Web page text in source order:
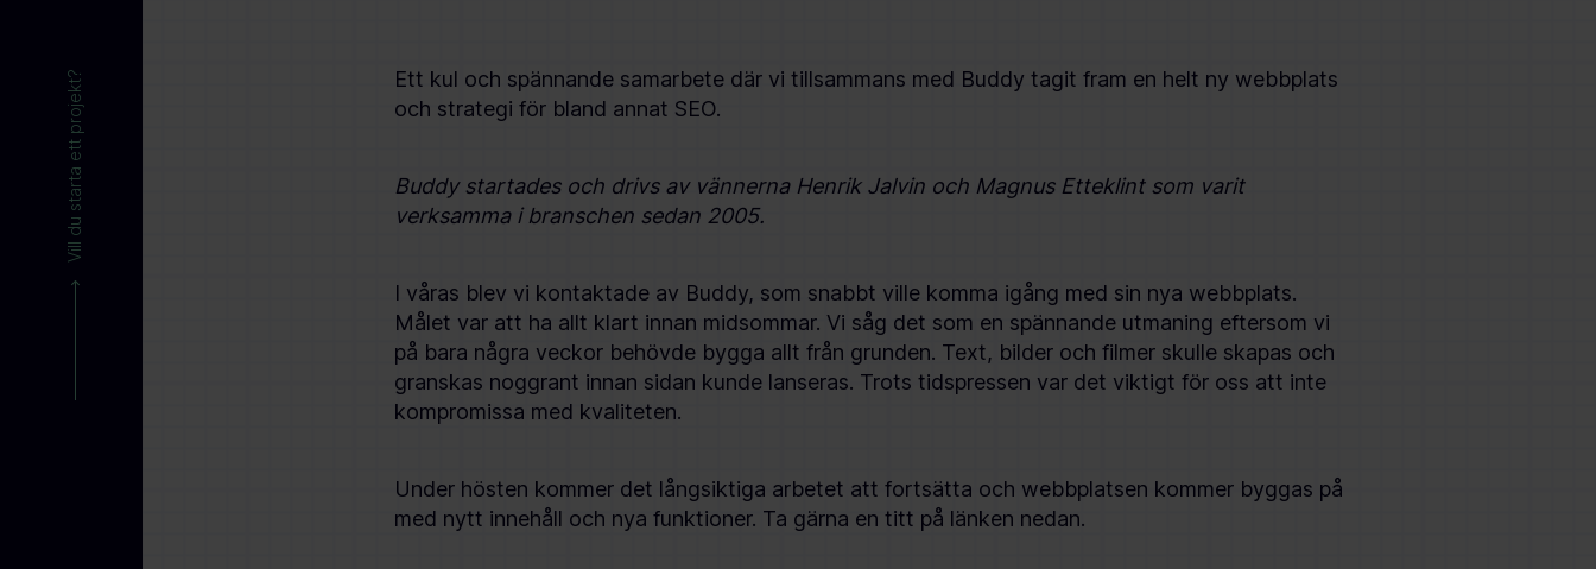
Vill du starta ett projekt?
Ett kul och spännande samarbete där vi tillsammans med Buddy tagit fram en helt ny webbplats
och strategi för bland annat SEO.
Buddy startades och drivs av vännerna Henrik Jalvin och Magnus Etteklint som varit
verksamma i branschen sedan 2005.
I våras blev vi kontaktade av Buddy, som snabbt ville komma igång med sin nya webbplats.
Målet var att ha allt klart innan midsommar. Vi såg det som en spännande utmaning eftersom vi
på bara några veckor behövde bygga allt från grunden. Text, bilder och filmer skulle skapas och
granskas noggrant innan sidan kunde lanseras. Trots tidspressen var det viktigt för oss att inte
kompromissa med kvaliteten.
Under hösten kommer det långsiktiga arbetet att fortsätta och webbplatsen kommer byggas på
med nytt innehåll och nya funktioner. Ta gärna en titt på länken nedan.